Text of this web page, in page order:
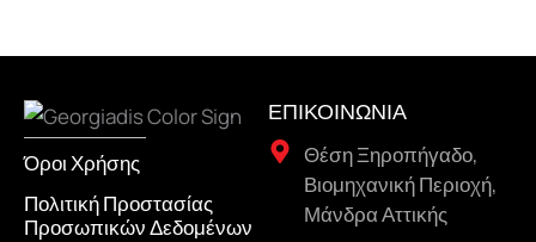
Όροι Χρήσης
Πολιτική Προστασίας
Προσωπικών Δεδομένων
ΕΠΙΚΟΙΝΩΝΙΑ
Θέση Ξηροπήγαδο,
Βιομηχανική Περιοχή,
Μάνδρα Αττικής